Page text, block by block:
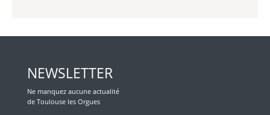
NEWSLETTER
Ne manquez aucune actualité
de Toulouse les Orgues